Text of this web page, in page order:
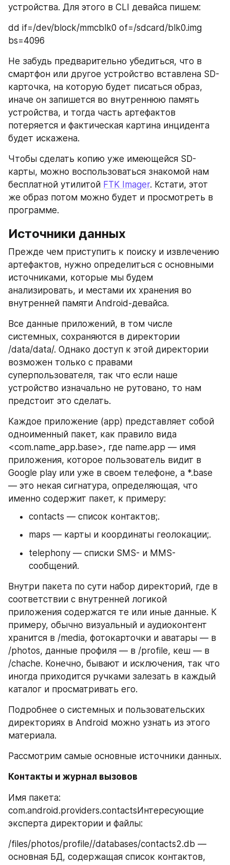
устройства. Для этого в CLI девайса пишем:
dd if=/dev/block/mmcblk0 of=/sdcard/blk0.img
bs=4096
Не забудь предварительно убедиться, что в
смартфон или другое устройство вставлена SD-
карточка, на которую будет писаться образ,
иначе он запишется во внутреннюю память
устройства, и тогда часть артефактов
потеряется и фактическая картина инцидента
будет искажена.
Чтобы сделать копию уже имеющейся SD-
карты, можно воспользоваться знакомой нам
бесплатной утилитой FTK Imager. Кстати, этот
же образ потом можно будет и просмотреть в
программе.
Источники данных
Прежде чем приступить к поиску и извлечению
артефактов, нужно определиться с основными
источниками, которые мы будем
анализировать, и местами их хранения во
внутренней памяти Android-девайса.
Все данные приложений, в том числе
системных, сохраняются в директории
/data/data/. Однако доступ к этой директории
возможен только с правами
суперпользователя, так что если наше
устройство изначально не рутовано, то нам
предстоит это сделать.
Каждое приложение (app) представляет собой
одноименный пакет, как правило вида
<com.name_app.base>, где name.app — имя
приложения, которое пользователь видит в
Google play или уже в своем телефоне, а *.base
— это некая сигнатура, определяющая, что
именно содержит пакет, к примеру:
contacts — список контактов;.
maps — карты и координаты геолокации;.
telephony — списки SMS- и MMS-
сообщений.
Внутри пакета по сути набор директорий, где в
соответствии с внутренней логикой
приложения содержатся те или иные данные. К
примеру, обычно визуальный и аудиоконтент
хранится в /media, фотокарточки и аватары — в
/photos, данные профиля — в /profile, кеш — в
/chache. Конечно, бывают и исключения, так что
иногда приходится ручками залезать в каждый
каталог и просматривать его.
Подробнее о системных и пользовательских
директориях в Android можно узнать из этого
материала.
Рассмотрим самые основные источники данных.
Контакты и журнал вызовов
Имя пакета:
com.android.providers.contactsИнтересующие
эксперта директории и файлы:
/files/photos/profile//databases/contacts2.db —
основная БД, содержащая список контактов,